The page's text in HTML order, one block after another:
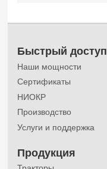
Быстрый доступ
Наши мощности
Сертификаты
НИОКР
Производство
Услуги и поддержка
Продукция